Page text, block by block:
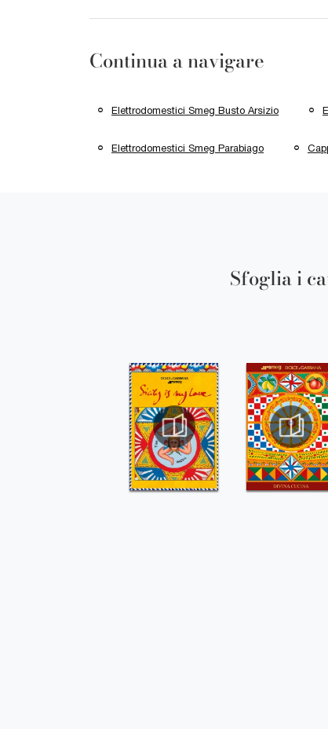
Continua a navigare
Elettrodomestici Smeg Busto Arsizio
Elettrodomestici Smeg Parabiago
Sfoglia i